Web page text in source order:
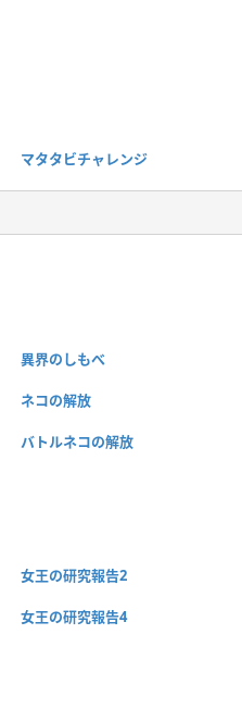
マタタビチャレンジ
異界のしもべ
ネコの解放
バトルネコの解放
女王の研究報告2
女王の研究報告4